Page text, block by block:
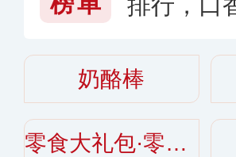
排行，口
奶酪棒
零食大礼包·零食礼盒